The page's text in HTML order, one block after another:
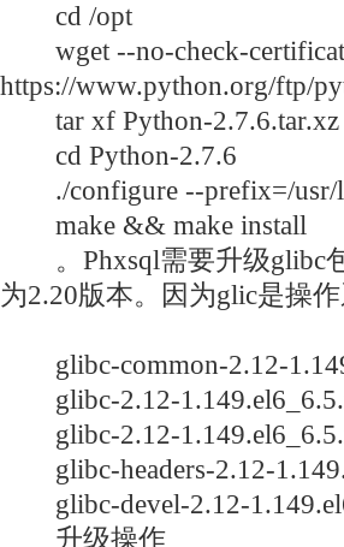
cd /opt
wget --no-check-
https://www.python.org/ftp/
tar xf Python-2.7.6.tar.xz
cd Python-2.7.6
./configure --prefix=/usr/
make && make install
。Phxsql需要升级glibc包
为2.20版本。因为glic是操
glibc-common-2.12-
glibc-2.12-
glibc-2.12-
glibc-headers-2.12-
glibc-devel-2.12-
升级操作